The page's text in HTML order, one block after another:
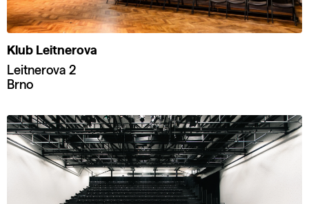
Klub Leitnerova
Leitnerova 2
Brno